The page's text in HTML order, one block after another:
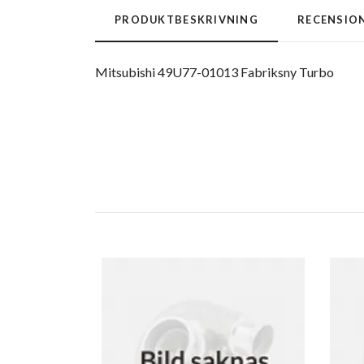
PRODUKTBESKRIVNING
Mitsubishi 49U77-01013 Fabriksny Turbo